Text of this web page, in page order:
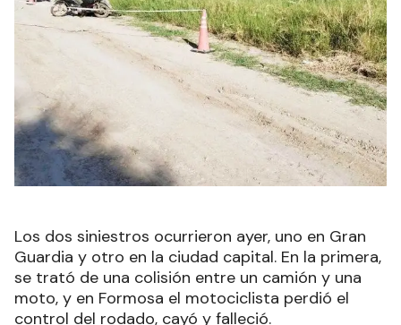
Los dos siniestros ocurrieron ayer, uno en Gran
Guardia y otro en la ciudad capital. En la primera,
se trató de una colisión entre un camión y una
moto, y en Formosa el motociclista perdió el
control del rodado, cayó y falleció.